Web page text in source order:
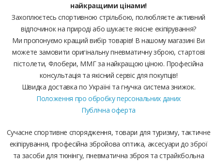
найкращими цінами!
Захоплюєтесь спортивною стрільбою, полюбляєте активний
відпочинок на природі або шукаєте якісне екіпірування?
Ми пропонуємо кращий вибір товарів! В нашому магазині Ви
можете замовити оригінальну пневматичну зброю, стартові
пістолети, Флобери, ММГ за найкращою ціною. Професійна
консультація та якісний сервіс для покупців!
Швидка доставка по Україні та гнучка система знижок.
Положення про обробку персональних даних
Публічна оферта
Сучасне спортивне спорядження, товари для туризму, тактичне
екіпірування, професійна збройова оптика, аксесуари до зброї
та засоби для тюнінгу, пневматична зброя та страйкбольна